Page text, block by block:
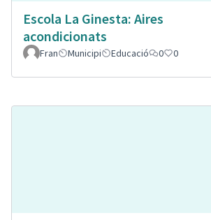
Escola La Ginesta: Aires
acondicionats
Fran Municipi Educació 0 0